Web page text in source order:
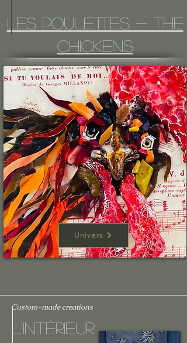
Les POULETTES - The
CHICKENS
Univers
Custom-made creations
L'intérieur